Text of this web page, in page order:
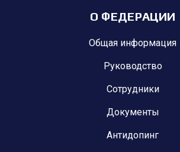
О ФЕДЕРАЦИИ
Общая информация
Руководство
Сотрудники
Документы
Антидопинг